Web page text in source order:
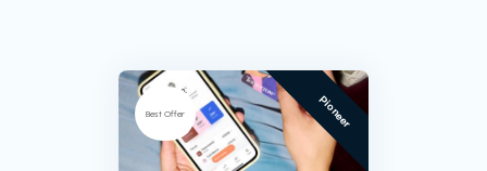
Best Offer Pioneer